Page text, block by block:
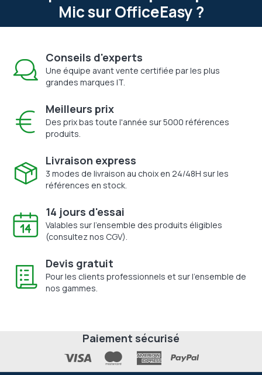
Mic sur OfficeEasy ?
Conseils d'experts
Une équipe avant vente certifiée par les plus
grandes marques IT.
Meilleurs prix
Des prix bas toute l'année sur 5000 références
produits.
Livraison express
3 modes de livraison au choix en 24/48H sur les
références en stock.
14 jours d'essai
Valables sur l'ensemble des produits éligibles
(consultez nos CGV).
Devis gratuit
Pour les clients professionnels et sur l'ensemble de
nos gammes.
Paiement sécurisé